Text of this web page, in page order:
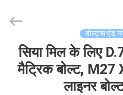
Casting
बोल्ट्स एंड
सिया मिल के लिए
मैट्रिक बोल्ट, M27
लाइनर